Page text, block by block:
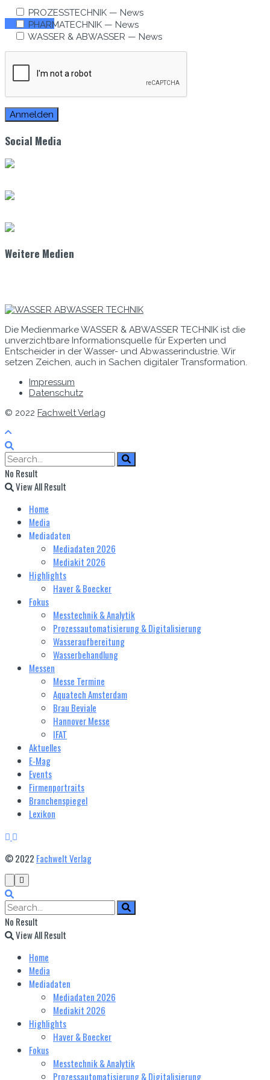
Zum E-Mag
PROZESSTECHNIK — News
PHARMATECHNIK — News
WASSER & ABWASSER — News
Social Media
Weitere Medien
Die Medienmarke WASSER & ABWASSER TECHNIK ist die
unverzichtbare Informationsquelle für Experten und
Entscheider in der Wasser- und Abwasserindustrie. Wir
setzen Zeichen, auch in Sachen digitaler Transformation.
Impressum
Datenschutz
© 2022 Fachwelt Verlag
No Result
View All Result
Home
Media
Mediadaten
Mediadaten 2026
Mediakit 2026
Highlights
Haver & Boecker
Fokus
Messtechnik & Analytik
Prozessautomatisierung & Digitalisierung
Wasseraufbereitung
Wasserbehandlung
Messen
Messe Termine
Aquatech Amsterdam
Brau Beviale
Hannover Messe
IFAT
Aktuelles
E‑Mag
Events
Firmenportraits
Branchenspiegel
Lexikon
© 2022 Fachwelt Verlag
No Result
View All Result
Home
Media
Mediadaten
Mediadaten 2026
Mediakit 2026
Highlights
Haver & Boecker
Fokus
Messtechnik & Analytik
Prozessautomatisierung & Digitalisierung